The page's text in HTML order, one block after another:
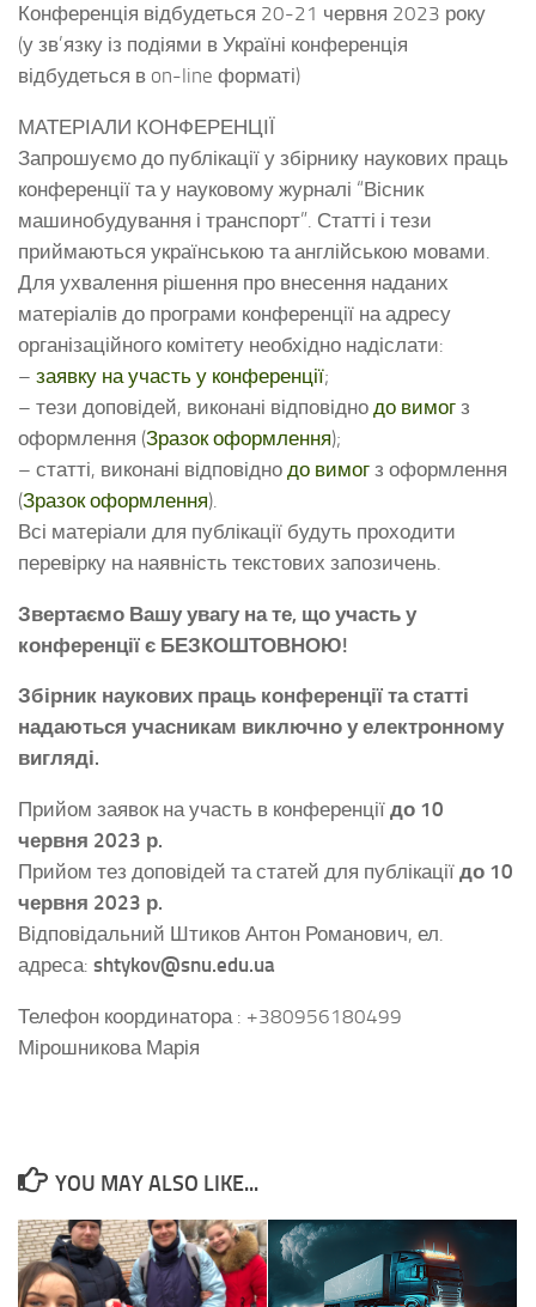
Конференція відбудеться 20-21 червня 2023 року
(у зв’язку із подіями в Україні конференція
відбудеться в on-line форматі)
МАТЕРІАЛИ КОНФЕРЕНЦІЇ
Запрошуємо до публікації у збірнику наукових праць
конференції та у науковому журналі “Вісник
машинобудування і транспорт”. Статті і тези
приймаються українською та англійською мовами.
Для ухвалення рішення про внесення наданих
матеріалів до програми конференції на адресу
організаційного комітету необхідно надіслати:
– заявку на участь у конференції;
– тези доповідей, виконані відповідно до вимог з
оформлення (Зразок оформлення);
– статті, виконані відповідно до вимог з оформлення
(Зразок оформлення).
Всі матеріали для публікації будуть проходити
перевірку на наявність текстових запозичень.
Звертаємо Вашу увагу на те, що участь у
конференції є БЕЗКОШТОВНОЮ!
Збірник наукових праць конференції та статті
надаються учасникам виключно у електронному
вигляді.
Прийом заявок на участь в конференції до 10
червня 2023 р.
Прийом тез доповідей та статей для публікації до 10
червня 2023 р.
Відповідальний Штиков Антон Романович, ел.
адреса: shtykov@snu.edu.ua
Телефон координатора : +380956180499
Мірошникова Марія
YOU MAY ALSO LIKE...